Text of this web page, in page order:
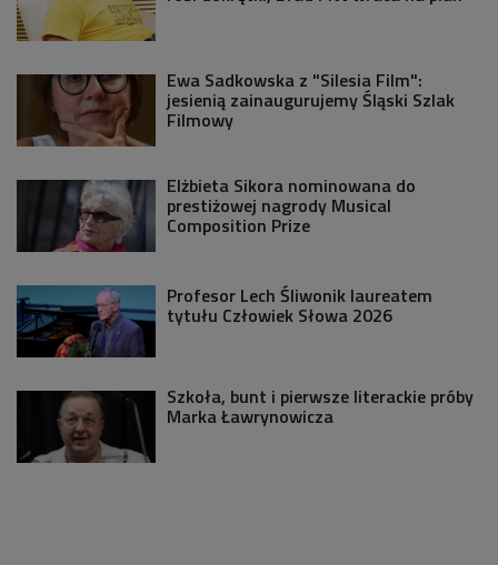
Ewa Sadkowska z "Silesia Film":
jesienią zainaugurujemy Śląski Szlak
Filmowy
Elżbieta Sikora nominowana do
prestiżowej nagrody Musical
Composition Prize
Profesor Lech Śliwonik laureatem
tytułu Człowiek Słowa 2026
Szkoła, bunt i pierwsze literackie próby
Marka Ławrynowicza